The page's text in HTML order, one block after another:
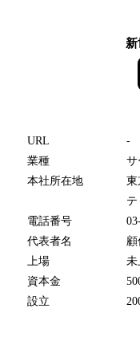
新
URL
-
業種
サ
本社所在地
東
テ
電話番号
代表者名
顧
上場
未
資本金
設立